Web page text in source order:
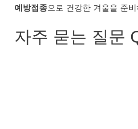
예방접종으로 건강한 겨울을 준
자주 묻는 질문